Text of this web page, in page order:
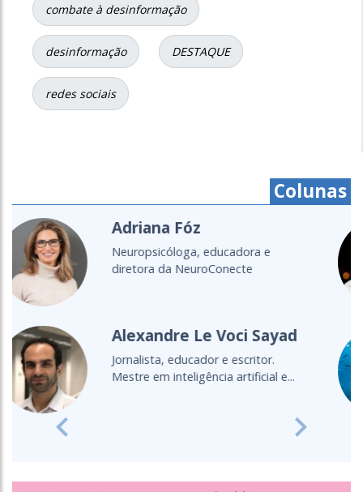
combate à desinformação
desinformação DESTAQUE
redes sociais
Colunas
Cristine Takuá
É do povo Maxacali, filósofa,
educadora, aprendiz de parteira.
Cultura Oceânica
Entenda a importância de levar o
oceano para a sala de aula
Previous Next